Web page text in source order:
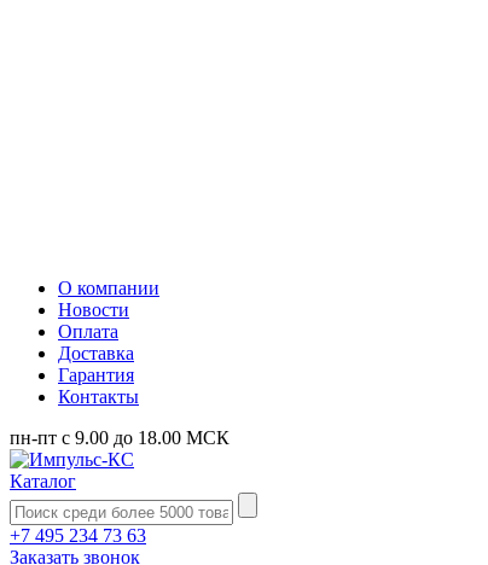
О компании
Новости
Оплата
Доставка
Гарантия
Контакты
пн-пт с 9.00 до 18.00 МСК
Каталог
+7 495 234 73 63
Заказать звонок